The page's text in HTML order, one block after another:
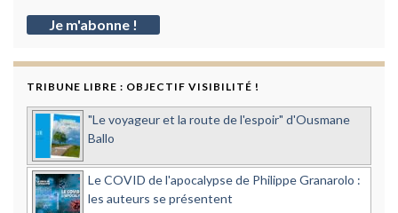
TRIBUNE LIBRE : OBJECTIF VISIBILITÉ !
"Le voyageur et la route de l'espoir" d'Ousmane
Ballo
Le COVID de l'apocalypse de Philippe Granarolo :
les auteurs se présentent